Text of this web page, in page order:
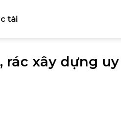
tài
rác xây dựng